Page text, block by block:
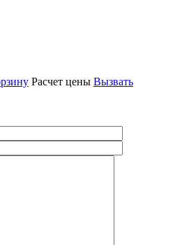
Расчет цены Вызвать